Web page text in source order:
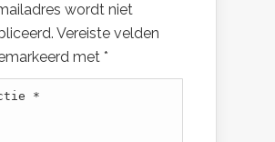
wordt niet
Vereiste velden
met *